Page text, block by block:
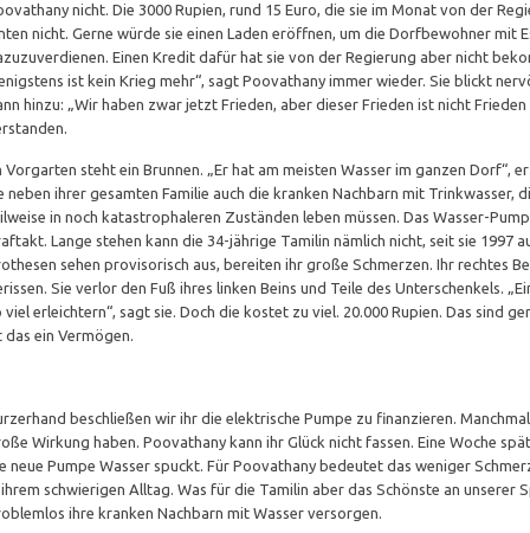
nicht. Die 3000 Rupien, rund 15 Euro, die sie im Monat von der
nicht. Gerne würde sie einen Laden eröffnen, um die Dorfbewohner mit
Einen Kredit dafür hat sie von der Regierung aber nicht
ist kein Krieg mehr“, sagt Poovathany immer wieder. Sie blickt
hinzu: „Wir haben zwar jetzt Frieden, aber dieser Frieden ist nicht Frieden
Vorgarten steht ein Brunnen. „Er hat am meisten Wasser im ganzen Dorf“,
neben ihrer gesamten Familie auch die kranken Nachbarn mit Trinkwasser,
in noch katastrophaleren Zuständen leben müssen. Das Wasser-
Lange stehen kann die 34-jährige Tamilin nämlich nicht, seit sie 1997
sehen provisorisch aus, bereiten ihr große Schmerzen. Ihr rechtes
Sie verlor den Fuß ihres linken Beins und Teile des Unterschenkels.
viel erleichtern“, sagt sie. Doch die kostet zu viel. 20.000 Rupien. Das sind
das ein Vermögen.
beschließen wir ihr die elektrische Pumpe zu finanzieren.
Wirkung haben. Poovathany kann ihr Glück nicht fassen. Eine Woche
neue Pumpe Wasser spuckt. Für Poovathany bedeutet das weniger
schwierigen Alltag. Was für die Tamilin aber das Schönste an unserer
ihre kranken Nachbarn mit Wasser versorgen.